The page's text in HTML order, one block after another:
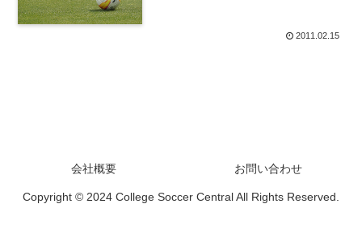
2011.02.15
会社概要 お問い合わせ
Copyright © 2024 College Soccer Central All Rights Reserved.